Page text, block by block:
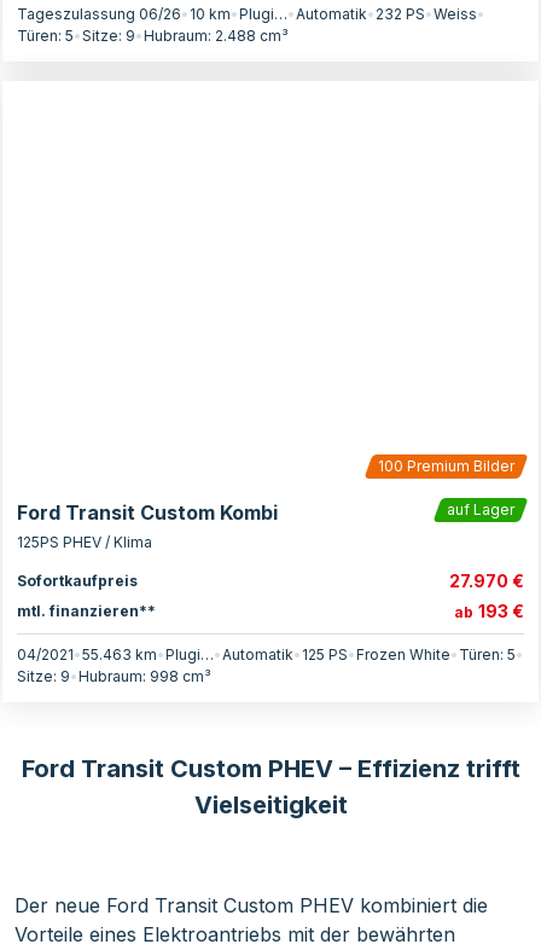
Tageszulassung 06/26• 10 km• Plugin-Hybrid•Automatik• 232 PS•Weiss•
Türen: 5•Sitze: 9•Hubraum: 2.488 cm³
100 Premium Bilder
Ford Transit Custom Kombi
auf Lager
125PS PHEV / Klima
Sofortkaufpreis 27.970 €
mtl. finanzieren** ab 193 €
04/2021•55.463 km• Plugin-Hybrid•Automatik• 125 PS•Frozen White• Türen: 5•
Sitze: 9•Hubraum: 998 cm³
Ford Transit Custom PHEV – Effizienz trifft
Vielseitigkeit
Der neue Ford Transit Custom PHEV kombiniert die
Vorteile eines Elektroantriebs mit der bewährten